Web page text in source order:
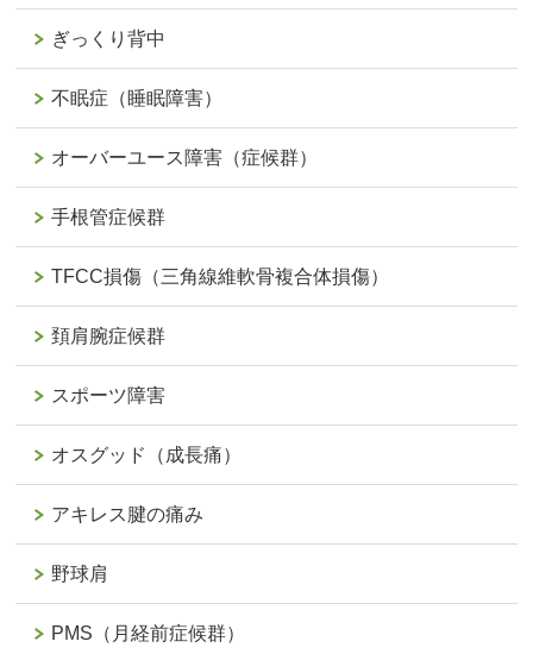
ぎっくり背中
不眠症（睡眠障害）
オーバーユース障害（症候群）
手根管症候群
TFCC損傷（三角線維軟骨複合体損傷）
頚肩腕症候群
スポーツ障害
オスグッド（成長痛）
アキレス腱の痛み
野球肩
PMS（月経前症候群）